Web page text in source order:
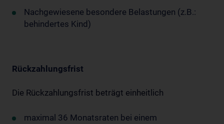
Nachgewiesene besondere Belastungen (z.B.:
behindertes Kind)
Rückzahlungsfrist
Die Rückzahlungsfrist beträgt einheitlich
maximal 36 Monatsraten bei einem